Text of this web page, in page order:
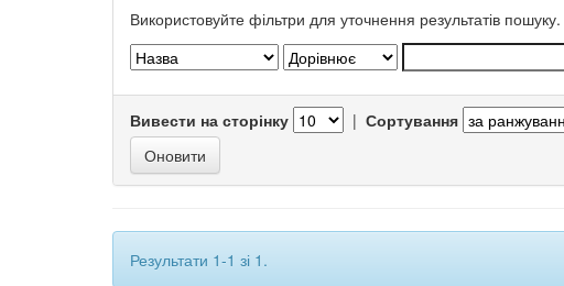
Використовуйте фільтри для уточнення результатів пошуку.
Вивести на сторінку | Сортування
Результати 1-1 зі 1.